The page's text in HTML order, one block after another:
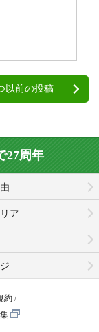
以前の投稿
27周年
ア
約